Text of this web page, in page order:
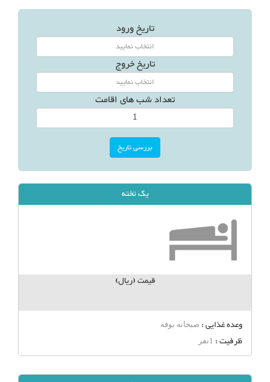
تاریخ ورود
تاریخ خروج
تعداد شب های اقامت
یک تخته
قیمت (ریال)
وعده غذایی : صبحانه بوفه
ظرفیت : 1نفر